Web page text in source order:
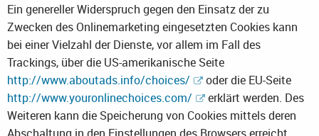
Ein genereller Widerspruch gegen den Einsatz der zu
Zwecken des Onlinemarketing eingesetzten Cookies kann
bei einer Vielzahl der Dienste, vor allem im Fall des
Trackings, über die US-amerikanische Seite
http://www.aboutads.info/choices/
oder die EU-Seite
http://www.youronlinechoices.com/
erklärt werden. Des
Weiteren kann die Speicherung von Cookies mittels deren